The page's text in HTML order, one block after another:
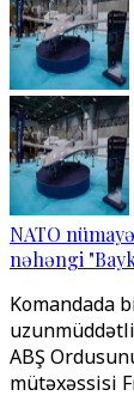
NATO
nəhəngi
Komandada
ABŞ
mütəxəssisi